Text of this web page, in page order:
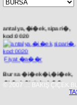
antalya,�i�ek,sipari�,
kod:0020
Fiyat �a��r
Bursa �i�ek�i,�i�ek,
�i�ek�iniz bak��
�i�ek�ilik. kod:0055
© 2007 ..:: BAKIŞ ÇİÇEK